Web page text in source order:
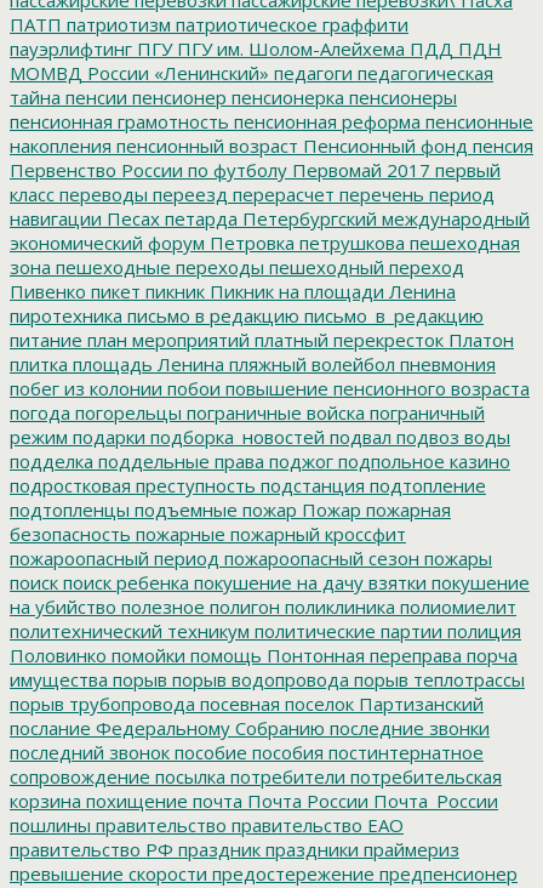
ПАТП патриотизм патриотическое граффити
пауэрлифтинг ПГУПГУ им. Шолом-Алейхема ПДД ПДН
МОМВД России «Ленинский» педагоги педагогическая
тайна пенсии пенсионер пенсионерка пенсионеры
пенсионная грамотность пенсионная реформа пенсионные
накопления пенсионный возраст Пенсионный фонд пенсия
Первенство России по футболу Первомай 2017 первый
класс переводы переезд перерасчет перечень период
навигации Песах петарда Петербургский международный
экономический форум Петровка петрушкова пешеходная
зона пешеходные переходы пешеходный переход
Пивенко пикет пикник Пикник на площади Ленина
пиротехника письмо в редакцию письмо_в_редакцию
питание план мероприятий платный перекресток Платон
плитка площадь Ленина пляжный волейбол пневмония
побег из колонии побои повышение пенсионного возраста
погода погорельцы пограничные войска пограничный
режим подарки подборка_новостей подвал подвоз воды
подделка поддельные права поджог подпольное казино
подростковая преступность подстанция подтопление
подтопленцы подъемные пожар Пожар пожарная
безопасность пожарные пожарный кроссфит
пожароопасный период пожароопасный сезон пожары
поиск поиск ребенка покушение на дачу взятки покушение
на убийство полезное полигон поликлиника полиомиелит
политехнический техникум политические партии полиция
Половинко помойки помощь Понтонная переправа порча
имущества порыв порыв водопровода порыв теплотрассы
порыв трубопровода посевная поселок Партизанский
послание Федеральному Собранию последние звонки
последний звонок пособие пособия постинтернатное
сопровождение посылка потребители потребительская
корзина похищение почта Почта России Почта_России
пошлины правительство правительство ЕАО
правительство РФ праздник праздники праймериз
превышение скорости предостережение предпенсионер